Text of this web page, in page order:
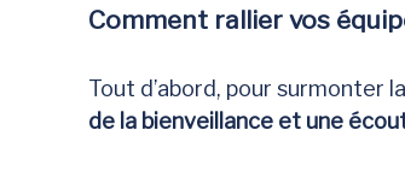
Comment rallier vos
Tout d’abord, pour surmonter
de la bienveillance et une